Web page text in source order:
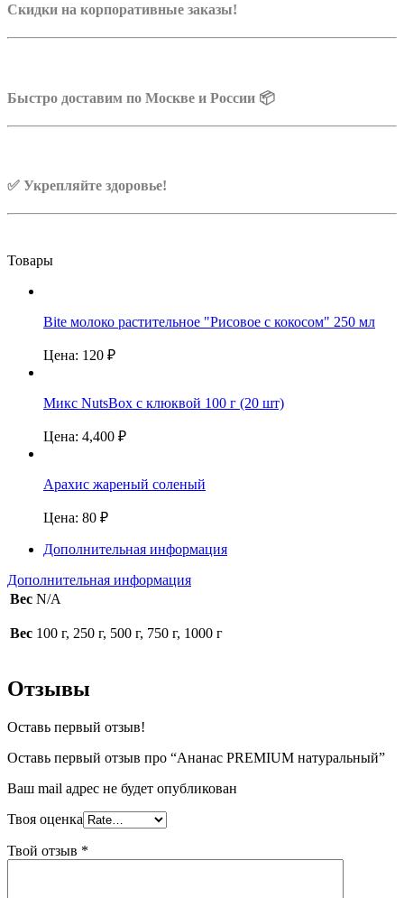
Скидки на корпоративные заказы!
Быстро доставим по Москве и России 📦
✅ Укрепляйте здоровье!
Товары
Bite молоко растительное "Рисовое с кокосом" 250 мл
Цена: 120 ₽
Микс NutsBox с клюквой 100 г (20 шт)
Цена: 4,400 ₽
Арахис жареный соленый
Цена: 80 ₽
Дополнительная информация
Дополнительная информация
Вес N/A
Вес 100 г, 250 г, 500 г, 750 г, 1000 г
Отзывы
Оставь первый отзыв!
Оставь первый отзыв про “Ананас PREMIUM натуральный”
Ваш mail адрес не будет опубликован
Твоя оценка
Твой отзыв *